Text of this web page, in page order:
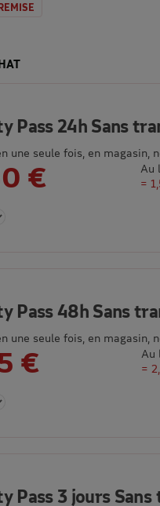
Pass 24h Sans
une seule fois, en magasin,
€
Au
=
la quantité pour Nice City
Pass 48h Sans
une seule fois, en magasin,
€
Au
=
la quantité pour Nice City
Pass 3 jours